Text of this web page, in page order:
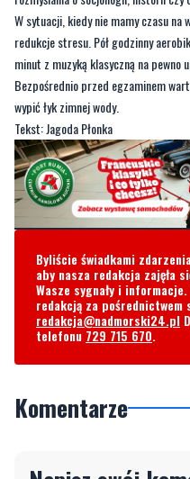
W sytuacji, kiedy nie mamy czasu na
redukcje stresu. Pół godzinny
minut z muzyką klasyczną na pewno
Bezpośrednio przed egzaminem
wypić łyk zimnej wody.
Tekst: Jagoda Płonka
Byliście świadkami
aby nasza redakcja zajęła
Wasze sygnały i
redakcją za
redakcja@nadmorski24.pl
telefonu 729 715 670.
Komentarze